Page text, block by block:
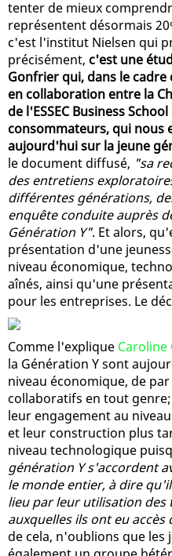
tenter de mieux
représentent désormais
c'est l'institut Nielsen qui
précisément, c'est une
Gonfrier qui, dans le
en collaboration entre la
de l'ESSEC Business
consommateurs, qui nous
aujourd'hui sur la jeune
le document diffusé, "sa
des entretiens
différentes générations,
enquête conduite auprès
Génération Y". Et alors,
présentation d'une
niveau économique,
aînés, ainsi qu'une
pour les entreprises. Le
Comme l'explique
la Génération Y sont
niveau économique, de
collaboratifs en tout
leur engagement au
et leur construction plus
niveau technologique
génération Y s'accordent
le monde entier, à dire
lieu par leur utilisation
auxquelles ils ont eu accès
de cela, n'oublions que